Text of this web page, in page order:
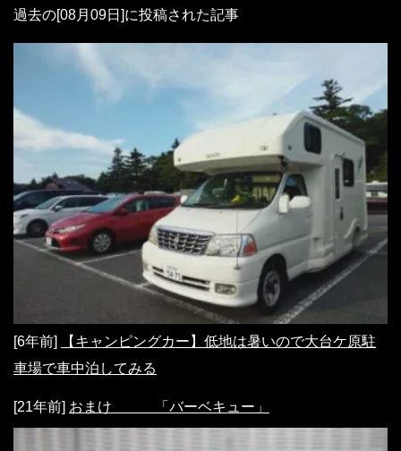
過去の[08月09日]に投稿された記事
[6年前]
【キャンピングカー】低地は暑いので大台ケ原駐
車場で車中泊してみる
[21年前] おまけ 「バーベキュー」